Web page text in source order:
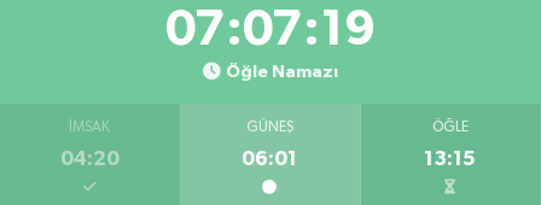
07:07:19
Öğle Namazı
İMSAK
04:20
GÜNEŞ
06:01
ÖĞLE
13:15